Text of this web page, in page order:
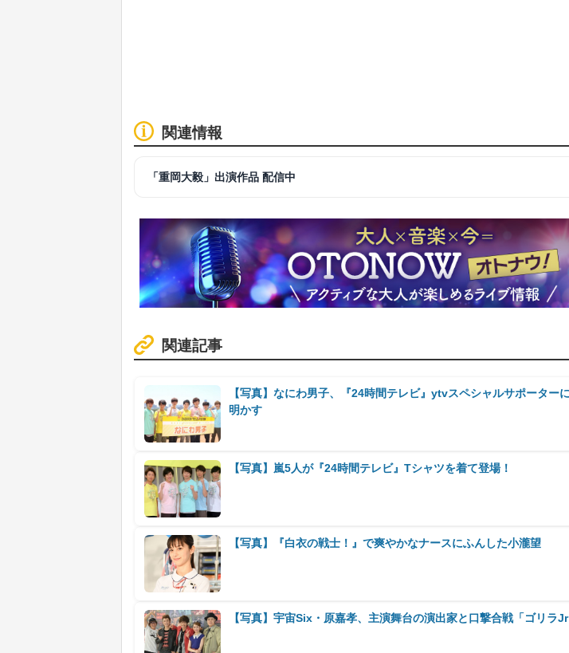
関連情報
「重岡大毅」出演作品 配信中
関連記事
【写真】なにわ男子、『24時間テレビ』ytvスペシャルサポーター
明かす
【写真】嵐5人が『24時間テレビ』Tシャツを着て登場！
【写真】『白衣の戦士！』で爽やかなナースにふんした小瀧望
【写真】宇宙Six・原嘉孝、主演舞台の演出家と口撃合戦「ゴリラJr